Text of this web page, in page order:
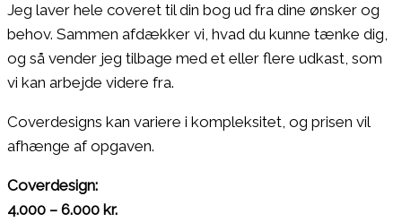
Jeg laver hele coveret til din bog ud fra dine ønsker og
behov. Sammen afdækker vi, hvad du kunne tænke dig,
og så vender jeg tilbage med et eller flere udkast, som
vi kan arbejde videre fra.
Coverdesigns kan variere i kompleksitet, og prisen vil
afhænge af opgaven.
Coverdesign:
4.000 – 6.000 kr.